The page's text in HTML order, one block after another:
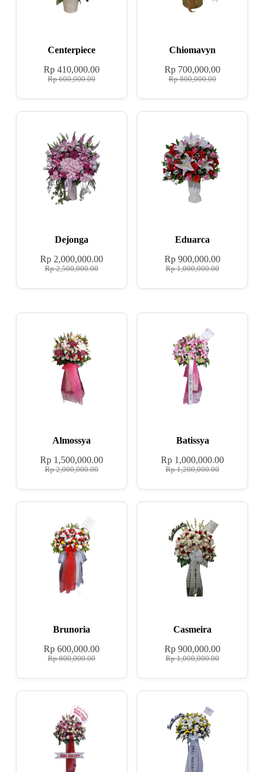
Centerpiece
Rp600,000.00
Rp410,000.00
Chiomavyn
Rp800,000.00
Rp 700,000.00
Dejonga
Rp2,500,000.00
Rp2,000,000.00
Eduarca
Rp1,000,000.00
Rp 900,000.00
Almossya
Rp2,000,000.00
Rp1,500,000.00
Batissya
Rp1,200,000.00
Rp 1,000,000.00
Brunoria
Rp800,000.00
Rp600,000.00
Casmeira
Rp1,000,000.00
Rp 900,000.00